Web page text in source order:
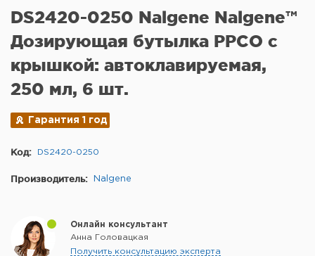
DS2420-0250 Nalgene Nalgene™
Дозирующая бутылка PPCO с
крышкой: автоклавируемая,
250 мл, 6 шт.
Гарантия 1 год
Код: DS2420-0250
Производитель: Nalgene
Онлайн консультант
Анна Головацкая
Получить консультацию эксперта